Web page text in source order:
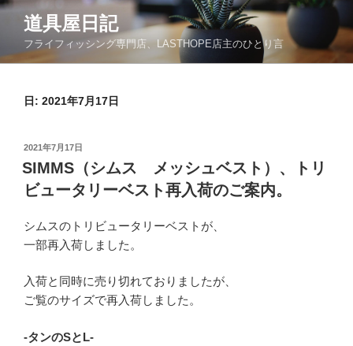
コ
ン
道具屋日記
フライフィッシング専門店、LASTHOPE店主のひとり言
日: 2021年7月17日
投
稿
日:
2021年7月17日
SIMMS（シムス メッシュベスト）、トリ
ビュータリーベスト再入荷のご案内。
シムスのトリビュータリーベストが、
一部再入荷しました。
入荷と同時に売り切れておりましたが、
ご覧のサイズで再入荷しました。
-タンのSとL-